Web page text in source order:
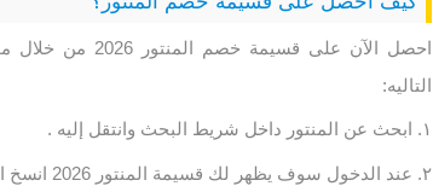
احصل الآن على
التاليه:
ابحث عن المنتور داخل شريط البحث وانتقل إليه .
عند الدخول سوف يظهر لك قسيمة المنتور 2026 انسخ الكوبون.